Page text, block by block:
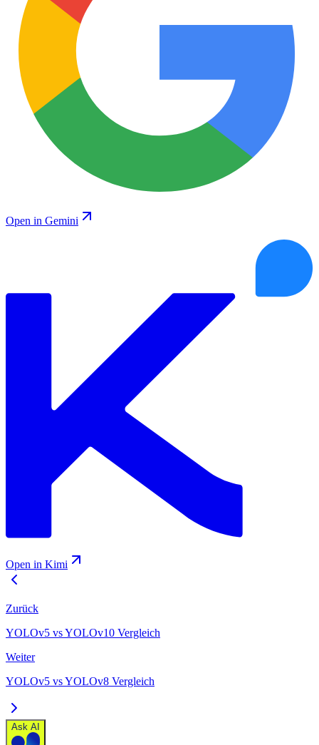
Open in Gemini
Open in Kimi
Zurück
YOLOv5 vs YOLOv10 Vergleich
Weiter
YOLOv5 vs YOLOv8 Vergleich
Ask AI